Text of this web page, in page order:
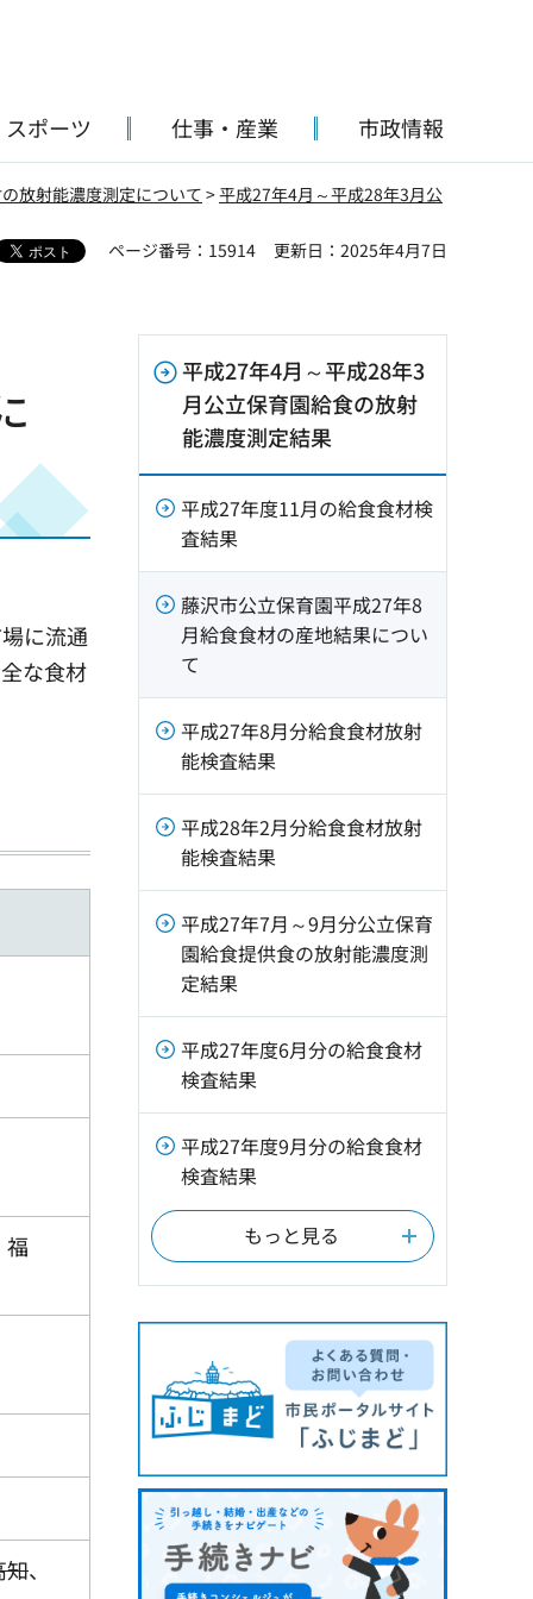
ポーツ 仕事・産業 市政情報
放射能濃度測定について >平成27年4月～平成28年3月公
ページ番号：15914 更新日：2025年4月7日
に流通
な食材
福
知、
平成27年4月～平成28年3
月公立保育園給食の放射
能濃度測定結果
平成27年度11月の給食食材検
査結果
藤沢市公立保育園平成27年8
月給食食材の産地結果につい
て
平成27年8月分給食食材放射
能検査結果
平成28年2月分給食食材放射
能検査結果
平成27年7月～9月分公立保育
園給食提供食の放射能濃度測
定結果
平成27年度6月分の給食食材
検査結果
平成27年度9月分の給食食材
検査結果
もっと見る